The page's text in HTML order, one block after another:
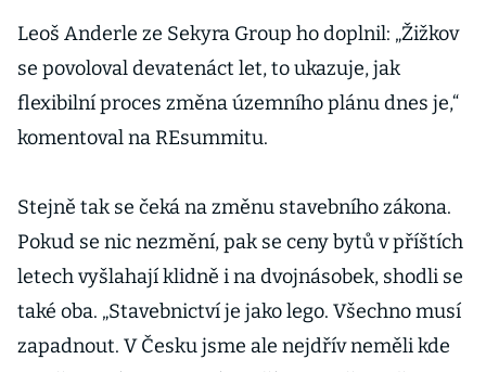
Leoš Anderle ze Sekyra Group ho doplnil: „Žižkov
se povoloval devatenáct let, to ukazuje, jak
flexibilní proces změna územního plánu dnes je,“
komentoval na REsummitu.
Stejně tak se čeká na změnu stavebního zákona.
Pokud se nic nezmění, pak se ceny bytů v příštích
letech vyšlahají klidně i na dvojnásobek, shodli se
také oba. „Stavebnictví je jako lego. Všechno musí
zapadnout. V Česku jsme ale nejdřív neměli kde